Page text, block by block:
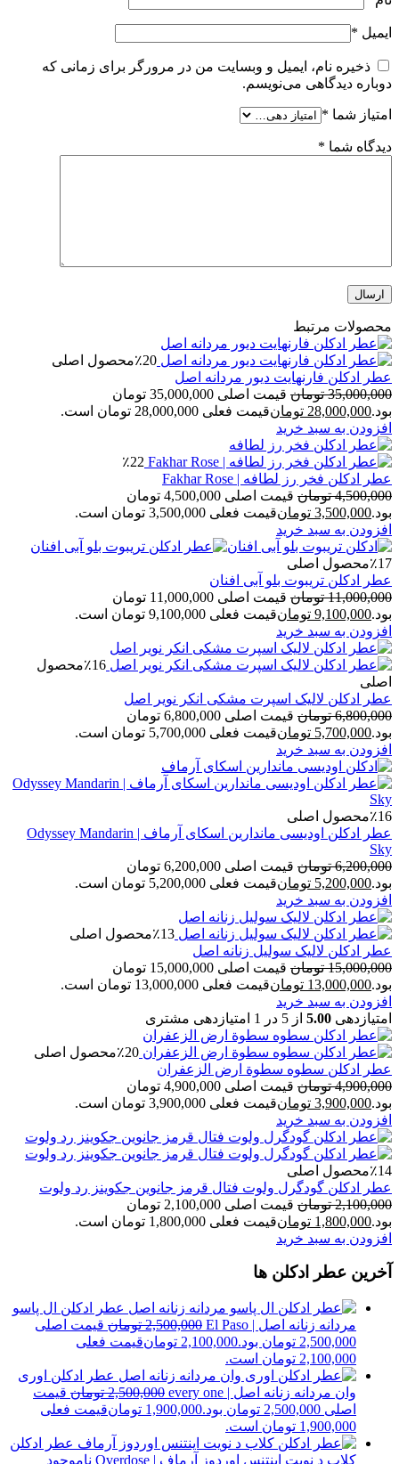
ایمیل *
ذخیره نام، ایمیل و وبسایت من در مرورگر برای زمانی که
دوباره دیدگاهی می‌نویسم.
امتیاز شما *
دیدگاه شما *
محصولات مرتبط
٪20محصول اصلی
عطر ادکلن فارنهایت دیور مردانه اصل
35,000,000 تومان
قیمت اصلی 35,000,000 تومان
بود.28,000,000 تومانقیمت فعلی 28,000,000 تومان است.
افزودن به سبد خرید
٪22
عطر ادکلن فخر رز لطافه | Fakhar Rose
4,500,000 تومان
قیمت اصلی 4,500,000 تومان
بود.3,500,000 تومانقیمت فعلی 3,500,000 تومان است.
افزودن به سبد خرید
٪17محصول اصلی
عطر ادکلن تریبوت بلو آبی افنان
11,000,000 تومان
قیمت اصلی 11,000,000 تومان
بود.9,100,000 تومانقیمت فعلی 9,100,000 تومان است.
افزودن به سبد خرید
٪16محصول
اصلی
عطر ادکلن لالیک اسپرت مشکی انکر نویر اصل
6,800,000 تومان
قیمت اصلی 6,800,000 تومان
بود.5,700,000 تومانقیمت فعلی 5,700,000 تومان است.
افزودن به سبد خرید
٪16محصول اصلی
عطر ادکلن اودیسی ماندارین اسکای آرماف | Odyssey Mandarin
Sky
6,200,000 تومان
قیمت اصلی 6,200,000 تومان
بود.5,200,000 تومانقیمت فعلی 5,200,000 تومان است.
افزودن به سبد خرید
٪13محصول اصلی
عطر ادکلن لالیک سولیل زنانه اصل
15,000,000 تومان
قیمت اصلی 15,000,000 تومان
بود.13,000,000 تومانقیمت فعلی 13,000,000 تومان است.
افزودن به سبد خرید
امتیازدهی 5.00 از 5 در 1 امتیازدهی مشتری
٪20محصول اصلی
عطر ادکلن سطوه سطوة ارض الزعفران
4,900,000 تومان
قیمت اصلی 4,900,000 تومان
بود.3,900,000 تومانقیمت فعلی 3,900,000 تومان است.
افزودن به سبد خرید
٪14محصول اصلی
عطر ادکلن گودگرل ولوت فتال قرمز جانوین جکوینز رد ولوت
2,100,000 تومان
قیمت اصلی 2,100,000 تومان
بود.1,800,000 تومانقیمت فعلی 1,800,000 تومان است.
افزودن به سبد خرید
آخرین عطر ادکلن ها
عطر ادکلن ال پاسو
مردانه زنانه اصل | El Paso
2,500,000 تومان قیمت اصلی
2,500,000 تومان بود.
2,100,000 تومانقیمت فعلی
2,100,000 تومان است.
عطر ادکلن اوری
وان مردانه زنانه اصل | every one
2,500,000 تومان قیمت
اصلی 2,500,000 تومان بود.
1,900,000 تومانقیمت فعلی
1,900,000 تومان است.
عطر ادکلن
کلاب د نویت اینتنس اوردوز آرماف | Overdose
ناموجود